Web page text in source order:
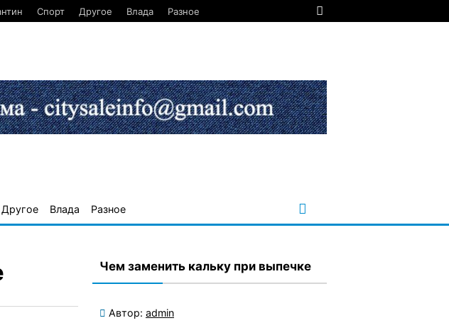
Спорт Другое Влада Разное
Другое Влада Разное
Чем заменить кальку при выпечке
Автор: admin